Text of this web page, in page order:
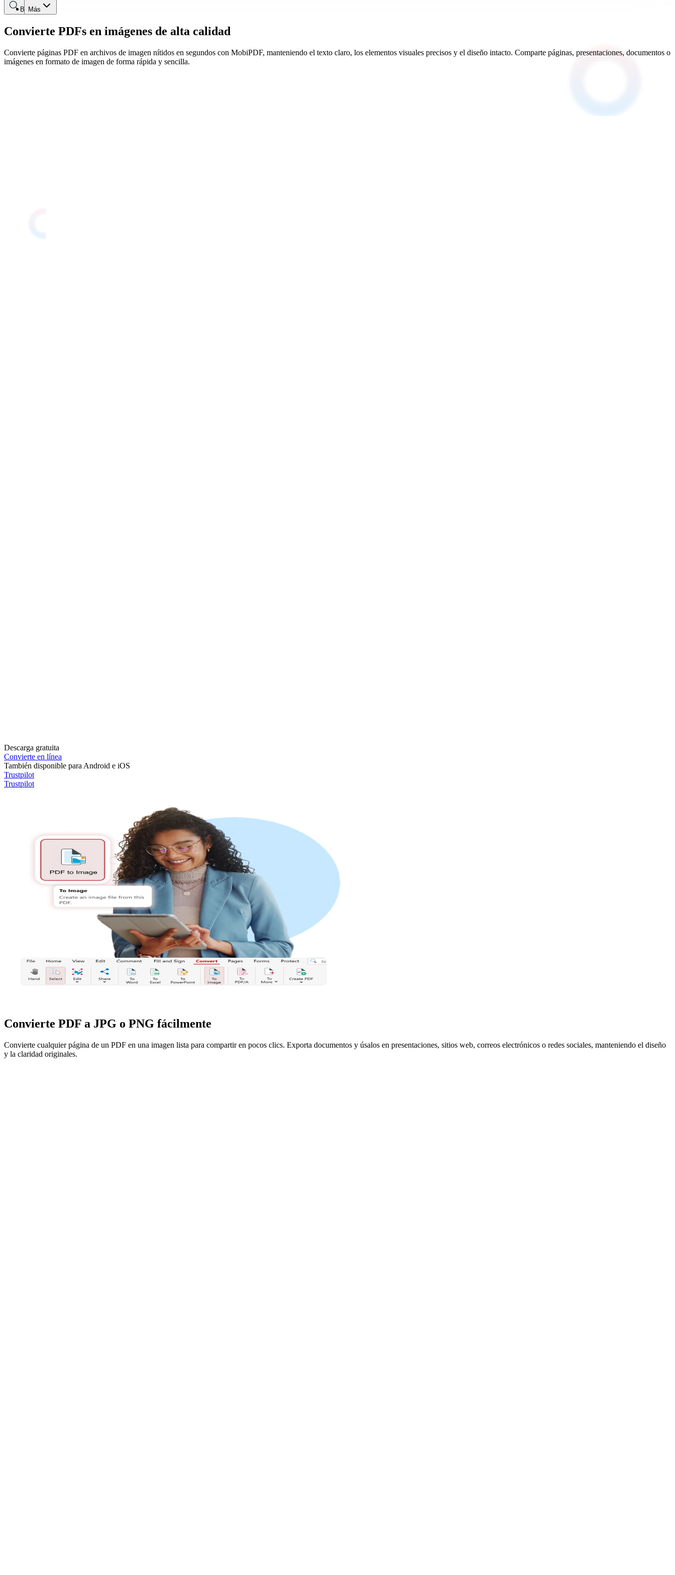
Más
Buscar
Convierte PDFs en imágenes de alta calidad
Convierte páginas PDF en archivos de imagen nítidos en segundos con MobiPDF, manteniendo el texto claro, los elementos visuales precisos y el diseño intacto. Comparte páginas, presentaciones, documentos o
imágenes en formato de imagen de forma rápida y sencilla.
Descarga gratuita
Convierte en línea
También disponible para Android e iOS
Trustpilot
Trustpilot
Convierte PDF a JPG o PNG fácilmente
Convierte cualquier página de un PDF en una imagen lista para compartir en pocos clics. Exporta documentos y úsalos en presentaciones, sitios web, correos electrónicos o redes sociales, manteniendo el diseño
y la claridad originales.